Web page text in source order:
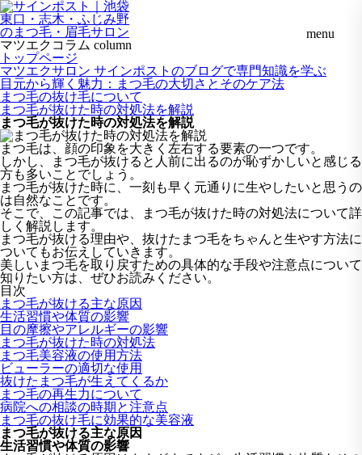
menu
マツエクコラム column
トップページ
マツエクサロン サインポストのブログで専門知識を学ぶ
目元から輝く魅力：まつ毛の大切さとそのケア法
まつ毛の抜け毛について
まつ毛が抜けた時の対処法を解説
まつ毛が抜けた時の対処法を解説
まつ毛は、顔の印象を大きく左右する要素の一つです。
しかし、まつ毛が抜けると人前に出るのが恥ずかしいと感じる
方も多いことでしょう。
まつ毛が抜けた時に、一刻も早く元通りに生やしたいと思うの
は自然なことです。
そこで、この記事では、まつ毛が抜けた時の対処法について詳
しく解説します。
まつ毛が抜ける理由や、抜けたまつ毛をちゃんと生やす方法に
ついてもお伝えしていきます。
美しいまつ毛を取り戻すための具体的な手段や注意点について
知りたい方は、ぜひお読みください。
目次
まつ毛が抜ける主な原因
生活習慣や体質の影響
目の摩擦やアレルギーの影響
まつ毛が抜けた時の対処法
まつ毛美容液の使用方法
ビューラーの適切な使用
抜けたまつ毛が生えてくるか
まつ毛の再生力について
病院への相談の時期と注意点
まつ毛の抜け毛に効果的な美容液
まつ毛が抜ける主な原因
生活習慣や体質の影響